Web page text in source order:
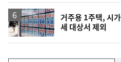
거주용 1주택, 시
세 대상서 제외